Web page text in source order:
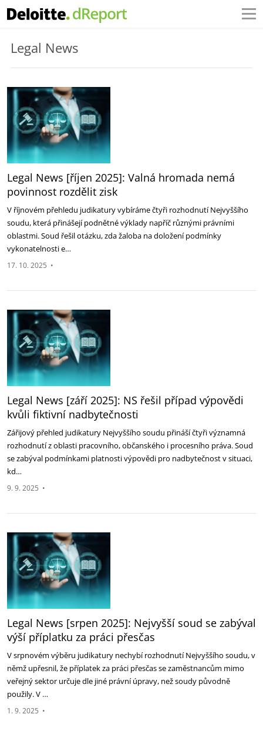
Legal News
Legal News [říjen 2025]: Valná hromada nemá
povinnost rozdělit zisk
V říjnovém přehledu judikatury vybíráme čtyři rozhodnutí Nejvyššího
soudu, která přinášejí podnětné výklady napříč ‎různými právními
oblastmi. Soud řešil otázku, zda žaloba na doložení podmínky
vykonatelnosti e…
17. 10. 2025 •
Legal News [září 2025]: NS řešil případ výpovědi
kvůli fiktivní nadbytečnosti ‎
Zářijový přehled judikatury Nejvyššího soudu přináší čtyři významná
rozhodnutí z oblasti pracovního, ‎občanského i procesního práva. Soud
se zabýval podmínkami platnosti výpovědi pro nadbytečnost v situaci,
‎kd…
9. 9. 2025 •
Legal News [srpen 2025]: Nejvyšší soud se zabýval
výší příplatku za práci ‎přesčas
V srpnovém výběru judikatury nechybí rozhodnutí Nejvyššího soudu, v
němž upřesnil, že příplatek za práci ‎přesčas se zaměstnancům mimo
veřejný sektor určuje dle jiné právní úpravy, než soudy původně
použily. V …
1. 9. 2025 •